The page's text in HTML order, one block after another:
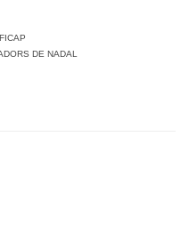
DE NADAL